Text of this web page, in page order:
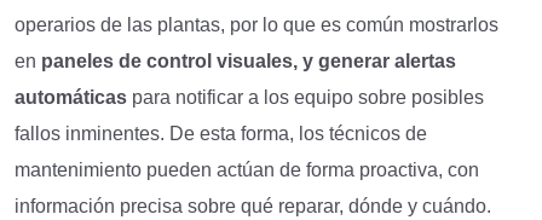
operarios de las plantas, por lo que es común mostrarlos
en paneles de control visuales, y generar alertas
automáticas para notificar a los equipo sobre posibles
fallos inminentes. De esta forma, los técnicos de
mantenimiento pueden actúan de forma proactiva, con
información precisa sobre qué reparar, dónde y cuándo.